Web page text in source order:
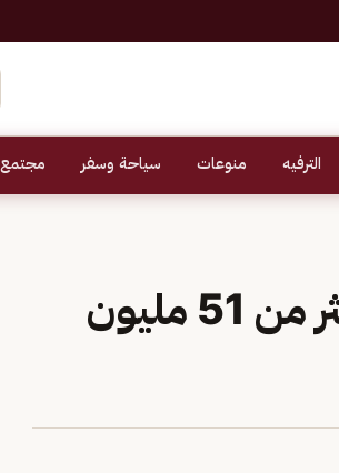
الترفيه منوعات سياحة وسفر مجتمع
وزير الحج: تطبيق نسك يخدم أكثر من 51 مليون